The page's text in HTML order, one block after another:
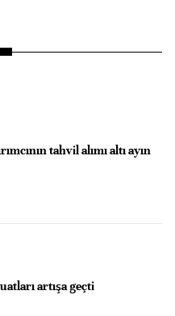
tahvil alımı altı ayın
artışa geçti